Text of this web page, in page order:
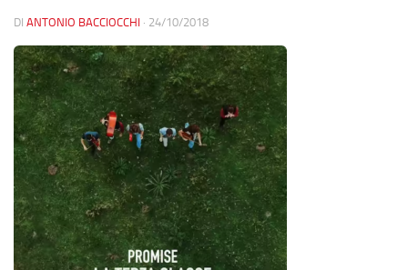
DI ANTONIO BACCIOCCHI · 24/10/2018